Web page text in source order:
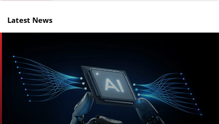
Latest News